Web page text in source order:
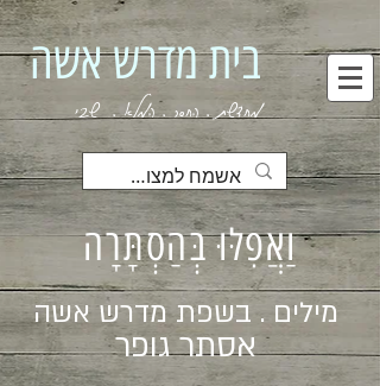
בית מדרש אשה
מחדשת . החסר . המלא . שבי
וַאֲפִלּוּ בְּהַסְתָּרָה
מילים . בשפת מדרש אשה
אסתר גופר